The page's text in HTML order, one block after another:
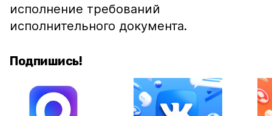
исполнение требований
исполнительного документа.
Подпишись!